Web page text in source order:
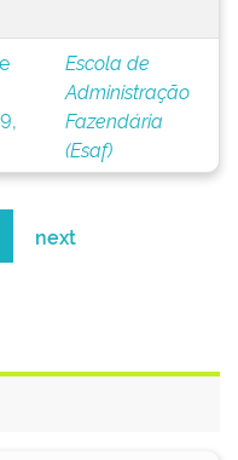
Escola de
Administração
Fazendária
(Esaf)
next